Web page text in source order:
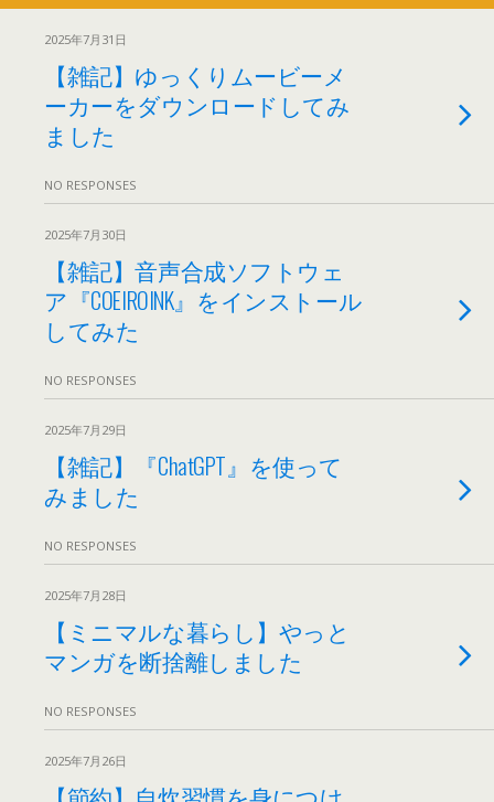
2025年7月31日
【雑記】ゆっくりムービーメ
ーカーをダウンロードしてみ
ました
NO RESPONSES
2025年7月30日
【雑記】音声合成ソフトウェ
ア『COEIROINK』をインストール
してみた
NO RESPONSES
2025年7月29日
【雑記】『ChatGPT』を使って
みました
NO RESPONSES
2025年7月28日
【ミニマルな暮らし】やっと
マンガを断捨離しました
NO RESPONSES
2025年7月26日